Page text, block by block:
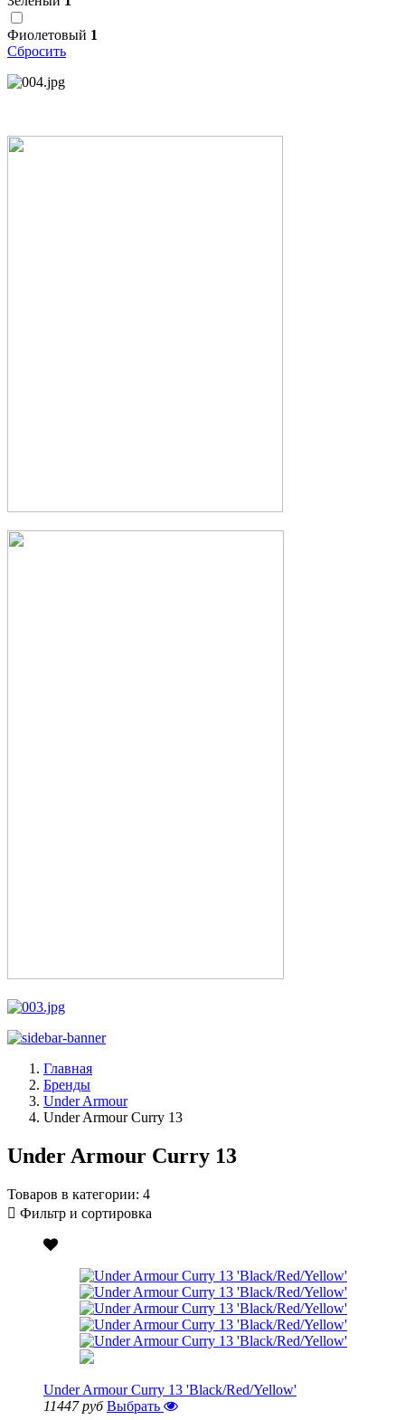
Фиолетовый 1
Сбросить
Главная
Бренды
Under Armour
Under Armour Curry 13
Under Armour Curry 13
Товаров в категории: 4
Фильтр и сортировка
Under Armour Curry 13 'Black/Red/Yellow'
11447 руб Выбрать